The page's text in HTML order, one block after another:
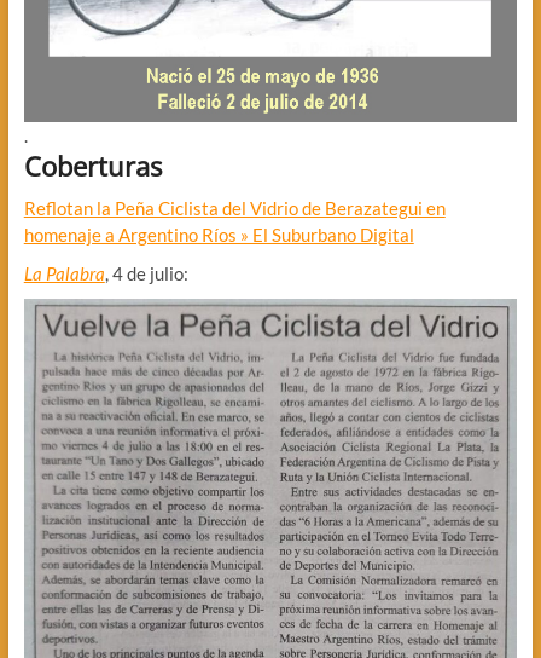
.
Coberturas
Reflotan la Peña Ciclista del Vidrio de Berazategui en
homenaje a Argentino Ríos » El Suburbano Digital
La Palabra, 4 de julio: